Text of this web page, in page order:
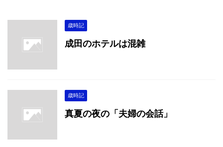
歳時記
成田のホテルは混雑
歳時記
真夏の夜の「夫婦の会話」